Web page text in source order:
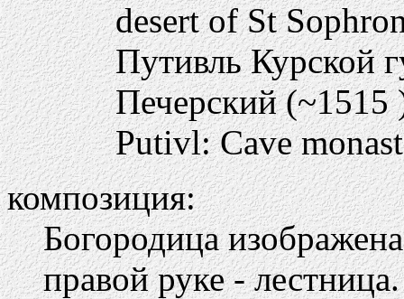
desert of St
Путивль Курской
Печерский (~1515
Putivl: Cave
композиция:
Богородица
правой руке - лестница.